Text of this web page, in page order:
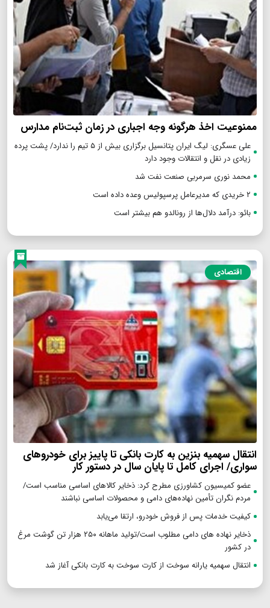
ممنوعیت اخذ هرگونه وجه اجباری در زمان ثبت‌نام مدارس
علی عسگری: لیگ ایران پتانسیل برگزاری بیش از ۵ تیم را ندارد/ پشت پرده
زیادی در نقل و انتقالات وجود دارد
محمد نوری سرمربی صنعت نفت شد
۲ خریدی که مدیرعامل پرسپولیس وعده داده است
بائو: درآمد دلال‌ها از رونالدو هم بیشتر است
اقتصادی
انتقال سهمیه بنزین به کارت بانکی تا پاییز برای خودروهای
سواری/ اجرای کامل تا پایان سال در دستور کار
عضو کمیسیون کشاورزی مطرح کرد: ذخایر کالاهای اساسی مناسب است/
مردم نگران تأمین نهاده‌های دامی و محصولات اساسی نباشند
کیفیت خدمات پس از فروش خودرو، ارتقا می‌یابد
ذخایر نهاده های دامی مطلوب است/تولید ماهانه ۲۵۰ هزار تن گوشت مرغ
در کشور
انتقال سهمیه یارانه سوخت از کارت سوخت به کارت بانکی آغاز شد